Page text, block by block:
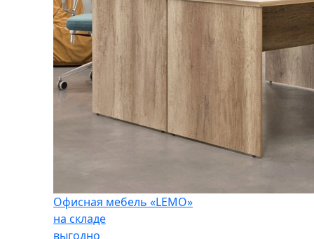
Офисная мебель «LEMO»
на складе
выгодно